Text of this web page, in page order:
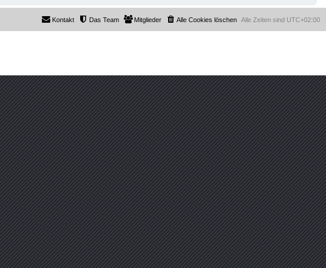
Alle Zeiten sind UTC+02:00
Alle Cookies löschen
Mitglieder
Das Team
Kontakt